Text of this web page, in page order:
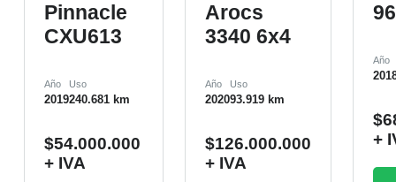
Pinnacle
CXU613
Año
2019
Uso
240.681 km
$54.000.000
+ IVA
Arocs
3340 6x4
Año
2020
Uso
93.919 km
$126.000.000
+ IVA
Año
$
+